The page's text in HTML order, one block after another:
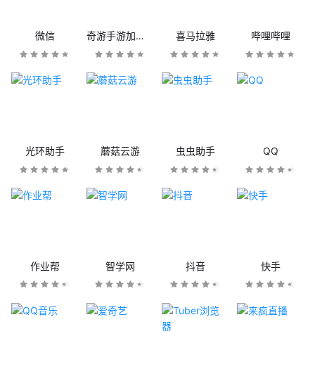
微信 奇游手游加速器 喜马拉雅 哔哩哔哩
光环助手 蘑菇云游 虫虫助手 QQ
作业帮 智学网 抖音 快手